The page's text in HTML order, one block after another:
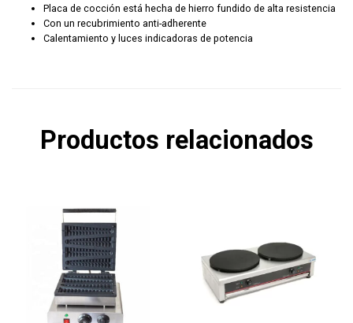
Placa de cocción está hecha de hierro fundido de alta resistencia
Con un recubrimiento anti-adherente
Calentamiento y luces indicadoras de potencia
Productos relacionados